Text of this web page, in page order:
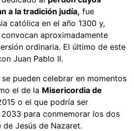
a la tradición judía, fue
católica en el año 1300 y,
aproximadamente
ordinaria. El último de este
Juan Pablo II.
pueden celebrar en momentos
el de la Misericordia de
o el que podría ser
para conmemorar los dos
Jesús de Nazaret.